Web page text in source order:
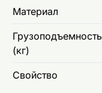
Материал
Грузоподъемность
(кг)
Свойство